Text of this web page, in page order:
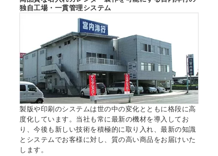
独自工場・一貫管理システム
製版や印刷のシステムは世の中の変化とともに格段に高
度化しています。当社も常に最新の機材を導入してお
り、今後も新しい技術を積極的に取り入れ、最新の知識
とシステムでお客様に対し、質の高い商品をお届けいた
します。